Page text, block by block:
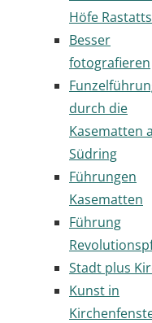
Höfe Rastatts
Besser
fotografieren
durch die
Kasematten
Südring
Führungen
Kasematten
Führung
Stadt plus
Kunst in